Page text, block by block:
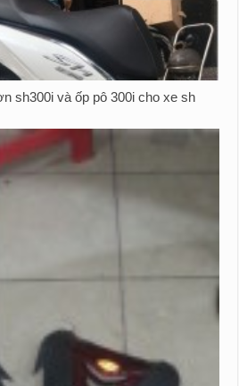
sh300i và ốp pô 300i cho xe sh